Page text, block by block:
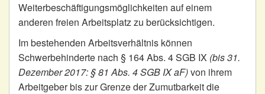
Weiterbeschäftigungsmöglichkeiten auf einem
anderen freien Arbeitsplatz zu berücksichtigen.
Im bestehenden Arbeitsverhältnis können
Schwerbehinderte nach § 164 Abs. 4 SGB IX (bis 31.
Dezember 2017: § 81 Abs. 4 SGB IX aF)von ihrem
Arbeitgeber bis zur Grenze der Zumutbarkeit die